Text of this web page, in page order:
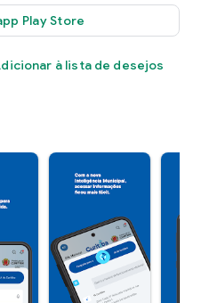
Play Store
à lista de desejos